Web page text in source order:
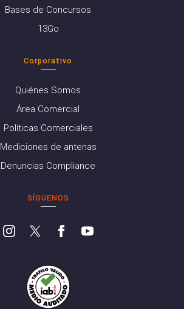
Bases de Concursos
13Go
Corporativo
Quiénes Somos
Área Comercial
Políticas Comerciales
Mediciones de antenas
Denuncias Compliance
SÍGUENOS